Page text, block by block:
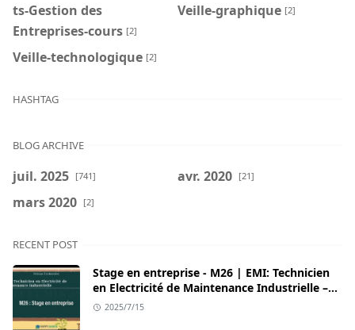
ts-Gestion des
Entreprises-cours [2]
Veille-graphique [2]
Veille-technologique [2]
HASHTAG
BLOG ARCHIVE
juil. 2025 [741] avr. 2020 [21]
mars 2020 [2]
RECENT POST
Stage en entreprise - M26 | EMI: Technicien
en Electricité de Maintenance Industrielle –
OFPPT
2025/7/15